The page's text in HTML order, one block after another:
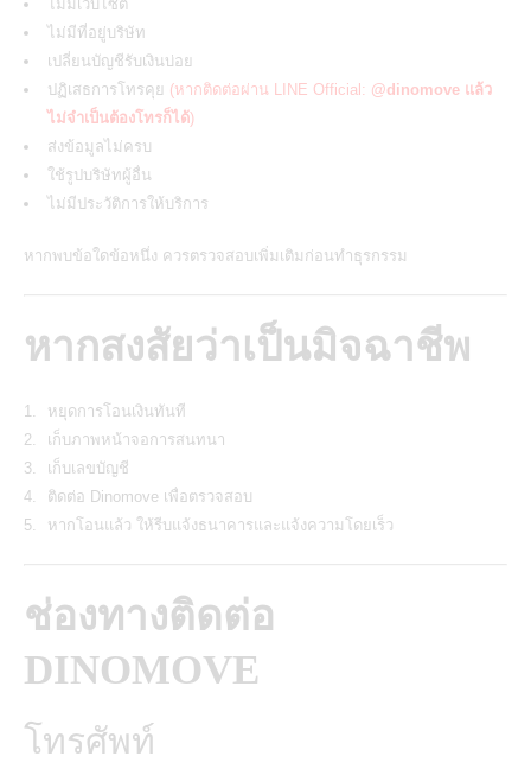
ไม่มีเว็บไซต์
ไม่มีที่อยู่บริษัท
เปลี่ยนบัญชีรับเงินบ่อย
ปฏิเสธการโทรคุย (หากติดต่อผ่าน LINE Official: @dinomove แล้ว
ไม่จำเป็นต้องโทรก็ได้)
ส่งข้อมูลไม่ครบ
ใช้รูปบริษัทผู้อื่น
ไม่มีประวัติการให้บริการ
หากพบข้อใดข้อหนึ่ง ควรตรวจสอบเพิ่มเติมก่อนทำธุรกรรม
หากสงสัยว่าเป็นมิจฉาชีพ
หยุดการโอนเงินทันที
เก็บภาพหน้าจอการสนทนา
เก็บเลขบัญชี
ติดต่อ Dinomove เพื่อตรวจสอบ
หากโอนแล้ว ให้รีบแจ้งธนาคารและแจ้งความโดยเร็ว
ช่องทางติดต่อ
DINOMOVE
โทรศัพท์